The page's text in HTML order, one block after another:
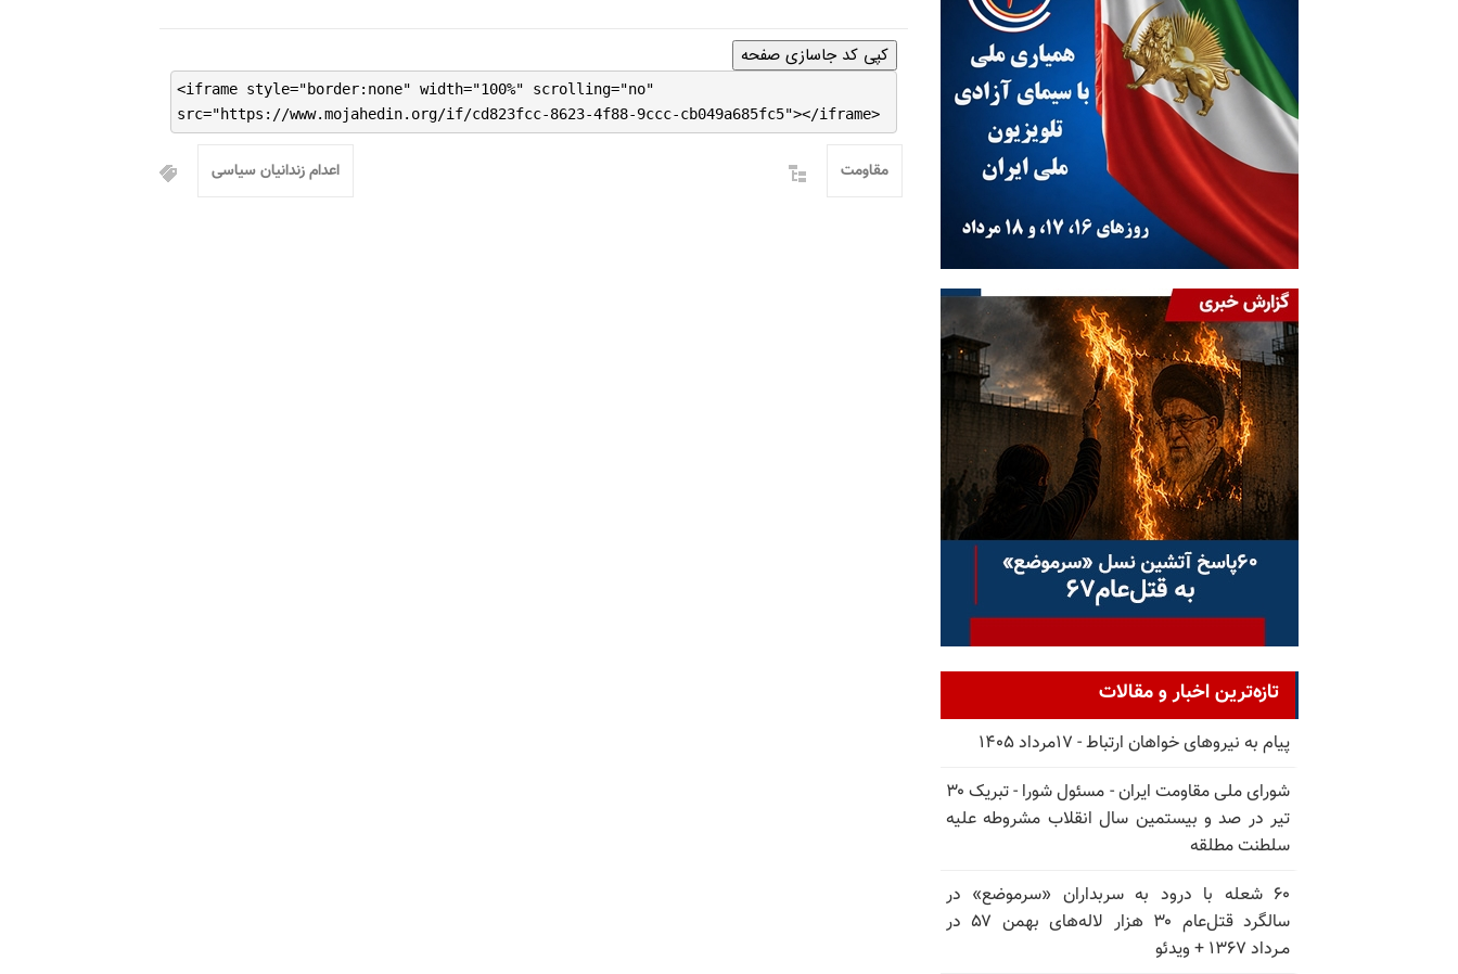
کپی کد جاسازی صفحه
<iframe style="border:none" width="100%" scrolling="no"
src="https://www.mojahedin.org/if/cd823fcc-8623-4f88-9ccc-cb049a685fc5"></iframe>
اعدام زندانیان سیاسی مقاومت
تازه‌ترین اخبار و مقالات
پیام به نیروهای خواهان ارتباط - ۱۷مرداد ۱۴۰۵
شورای ملی مقاومت ایران - مسئول شورا - تبریک ۳۰
تیر در صد و بیستمین سال انقلاب مشروطه علیه
سلطنت مطلقه
۶۰ شعله با درود به سربداران «سرموضع» در
سالگرد قتل‌عام ۳۰ هزار لاله‌های بهمن ۵۷ در
مـرداد ۱۳۶۷ + ویدئو